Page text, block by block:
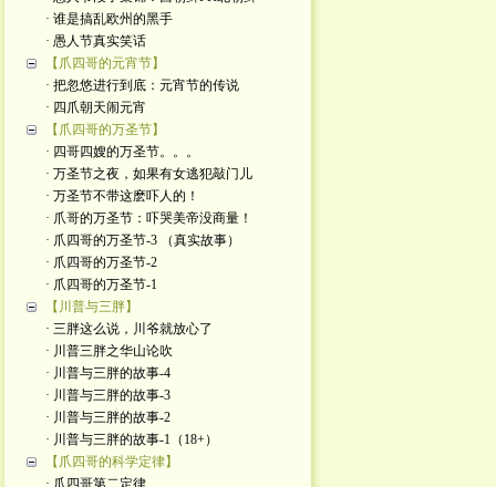
· 谁是搞乱欧州的黑手
· 愚人节真实笑话
【爪四哥的元宵节】
· 把忽悠进行到底：元宵节的传说
· 四爪朝天闹元宵
【爪四哥的万圣节】
· 四哥四嫂的万圣节。。。
· 万圣节之夜，如果有女逃犯敲门儿
· 万圣节不带这麽吓人的！
· 爪哥的万圣节：吓哭美帝没商量！
· 爪四哥的万圣节-3 （真实故事）
· 爪四哥的万圣节-2
· 爪四哥的万圣节-1
【川普与三胖】
· 三胖这么说，川爷就放心了
· 川普三胖之华山论吹
· 川普与三胖的故事-4
· 川普与三胖的故事-3
· 川普与三胖的故事-2
· 川普与三胖的故事-1（18+）
【爪四哥的科学定律】
· 爪四哥第二定律